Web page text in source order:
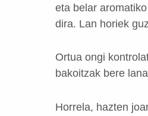
eta belar
dira. Lan horiek
Ortua ongi
bakoitzak bere
Horrela, hazten